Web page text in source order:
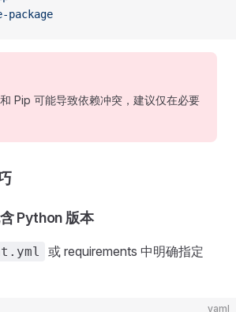
package
Pip 可能导致依赖冲突，建议仅在必要
Python 版本
或 requirements 中明确指定
yaml